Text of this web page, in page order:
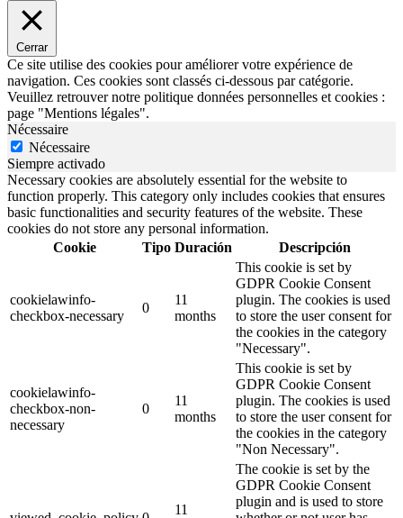
Cerrar
Ce site utilise des cookies pour améliorer votre expérience de
navigation. Ces cookies sont classés ci-dessous par catégorie.
Veuillez retrouver notre politique données personnelles et cookies :
page "Mentions légales".
Nécessaire
Nécessaire
Siempre activado
Necessary cookies are absolutely essential for the website to
function properly. This category only includes cookies that ensures
basic functionalities and security features of the website. These
cookies do not store any personal information.
Cookie
Tipo Duración Descripción
cookielawinfo-
checkbox-necessary
0
11
months
This cookie is set by
GDPR Cookie Consent
plugin. The cookies is used
to store the user consent for
the cookies in the category
"Necessary".
cookielawinfo-
checkbox-non-
necessary
0
11
months
This cookie is set by
GDPR Cookie Consent
plugin. The cookies is used
to store the user consent for
the cookies in the category
"Non Necessary".
11
The cookie is set by the
GDPR Cookie Consent
plugin and is used to store